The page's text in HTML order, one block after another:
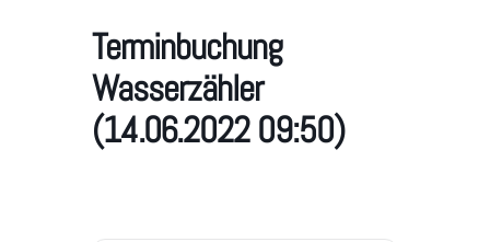
Terminbuchung
Wasserzähler
(14.06.2022 09:50)